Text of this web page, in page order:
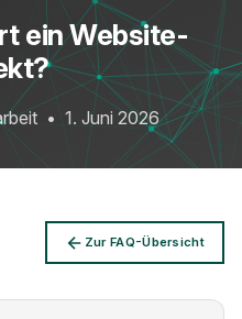
ein Website-
• 1. Juni 2026
Zur FAQ-Übersicht